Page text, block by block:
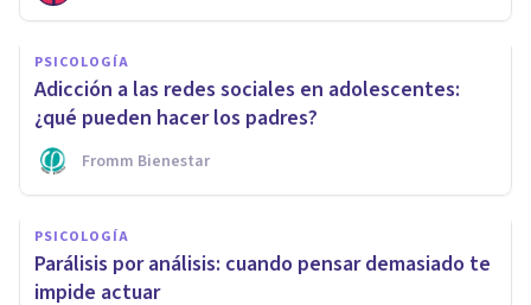
PSICOLOGÍA
Adicción a las redes sociales en adolescentes:
¿qué pueden hacer los padres?
Fromm Bienestar
PSICOLOGÍA
Parálisis por análisis: cuando pensar demasiado te
impide actuar